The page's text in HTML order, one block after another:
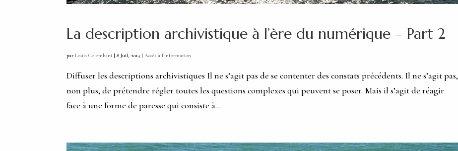
La description archivistique à l’ère du numérique – Part 2
parLouis Colombani |8 Juil, 2014 |Accès à l’information
Diffuser les descriptions archivistiques Il ne s’agit pas de se contenter des constats précédents. Il ne s’agit pas,
non plus, de prétendre régler toutes les questions complexes qui peuvent se poser. Mais il s’agit de réagir
face à une forme de paresse qui consiste à...